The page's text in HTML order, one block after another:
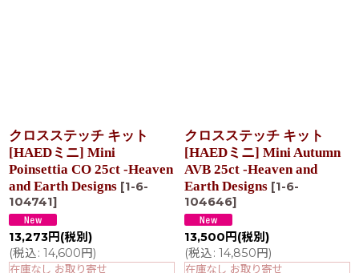
クロスステッチ キット
[HAEDミニ] Mini
Poinsettia CO 25ct -Heaven
and Earth Designs [1-6-
104741]
13,273円 (税別)
(税込: 14,600円)
在庫なし お取り寄せ
クロスステッチ キット
[HAEDミニ] Mini Autumn
AVB 25ct -Heaven and
Earth Designs [1-6-
104646]
13,500 円 (税別)
(税込: 14,850円)
在庫なし お取り寄せ